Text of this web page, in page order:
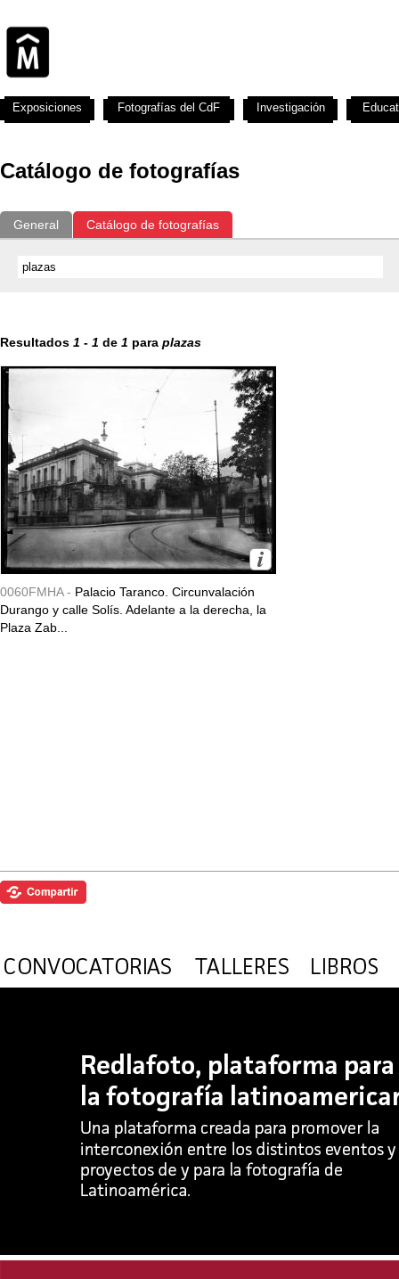
Catálogo de fotografías
General Catálogo de fotografías
Resultados 1 - 1 de 1 para plazas
0060FMHA - Palacio Taranco. Circunvalación
Durango y calle Solís. Adelante a la derecha, la
Plaza Zab...
Exposiciones Fotografías del CdF Investigación